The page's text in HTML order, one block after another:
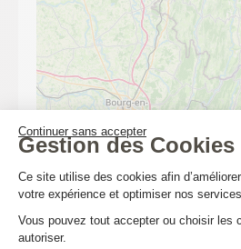
Continuer sans accepter
Gestion des Cookies
Plateforme de
Ce site utilise des cookies afin d’améliorer
votre expérience et optimiser nos
Vous pouvez tout accepter ou choisir les
autoriser.